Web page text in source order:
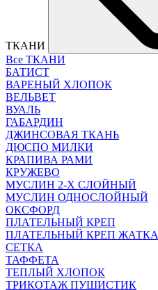
ТКАНИ
Все ТКАНИ
БАТИСТ
ВАРЕНЫЙ ХЛОПОК
ВЕЛЬВЕТ
ВУАЛЬ
ГАБАРДИН
ДЖИНСОВАЯ ТКАНЬ
ДЮСПО МИЛКИ
КРАПИВА РАМИ
КРУЖЕВО
МУСЛИН 2-Х СЛОЙНЫЙ
МУСЛИН ОДНОСЛОЙНЫЙ
ОКСФОРД
ПЛАТЕЛЬНЫЙ КРЕП
ПЛАТЕЛЬНЫЙ КРЕП ЖАТКА
СЕТКА
ТАФФЕТА
ТЕПЛЫЙ ХЛОПОК
ТРИКОТАЖ ПУШИСТИК